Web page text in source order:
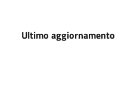
Ultimo aggiornamento